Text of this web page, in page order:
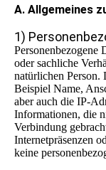
A. Allgemeines
1)
Personenbezogene
oder sachliche
natürlichen
Beispiel Name,
aber auch die IP-
Informationen, die
Verbindung
Internetpräsenzen
keine